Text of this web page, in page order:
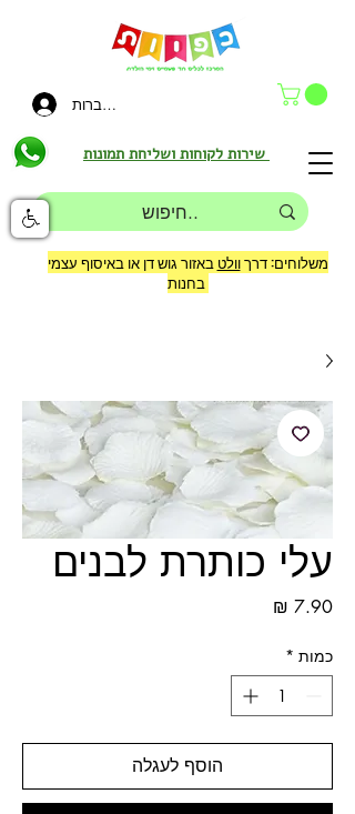
להתחברות
משלוחים: דרךוולט באזור גוש דן או באיסוף עצמי
בחנות
עלי כותרת לבנים
כמות *
הוסף לעגלה